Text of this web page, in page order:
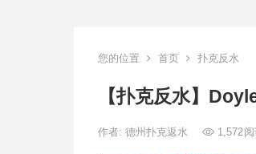
您的位置 首页 扑克反水
【扑克反水】
作者: 德州扑克返水 1,572